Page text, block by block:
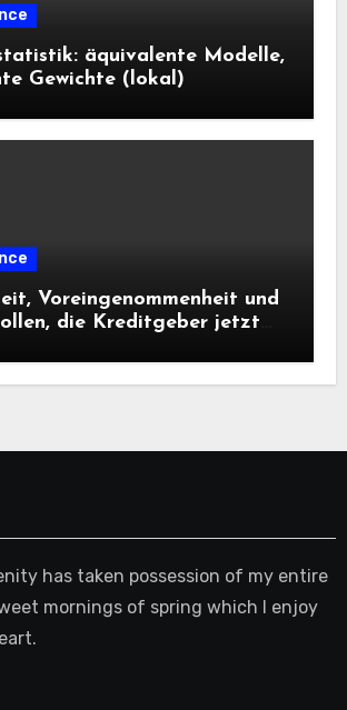
äquivalente Modelle,
Gewichte (lokal)
Voreingenommenheit und
die Kreditgeber jetzt
has taken possession of my entire
mornings of spring which I enjoy